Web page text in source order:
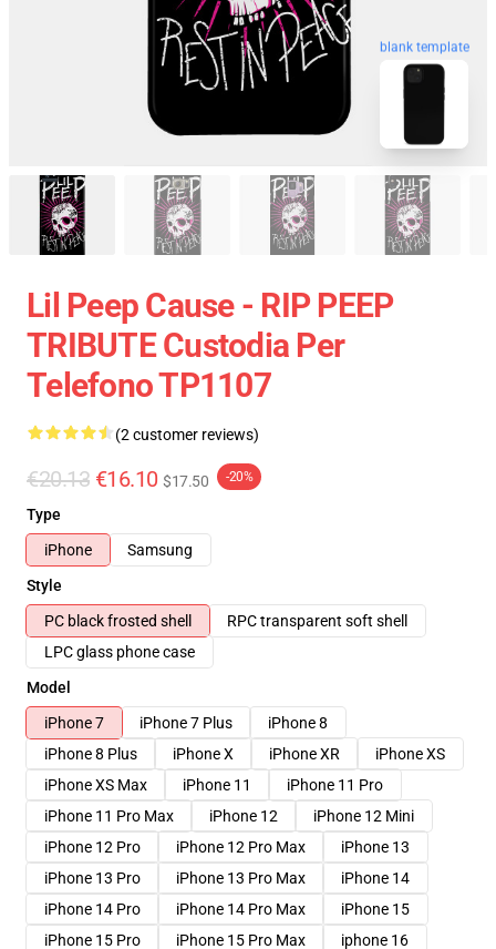
blank template
Lil Peep Cause - RIP PEEP
TRIBUTE Custodia Per
Telefono TP1107
(2 customer reviews)
€20.13 €16.10 $17.50 -20%
Type
iPhone
Samsung
Style
PC black frosted shell
RPC transparent soft shell
LPC glass phone case
Model
iPhone 7
iPhone 7 Plus
iPhone 8
iPhone 8 Plus
iPhone X iPhone XR
iPhone XS
iPhone XS Max
iPhone 11
iPhone 11 Pro
iPhone 11 Pro Max
iPhone 12
iPhone 12 Mini
iPhone 12 Pro
iPhone 12 Pro Max
iPhone 13
iPhone 13 Pro
iPhone 13 Pro Max
iPhone 14
iPhone 14 Pro
iPhone 14 Pro Max
iPhone 15
iPhone 15 Pro
iPhone 15 Pro Max
iphone 16